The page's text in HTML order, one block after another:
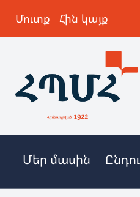
Մուտք Հին կայք
Մեր մասին